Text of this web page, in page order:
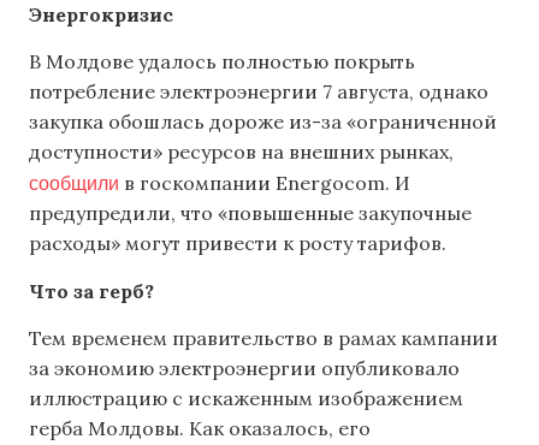
Энергокризис
В Молдове удалось полностью покрыть
потребление электроэнергии 7 августа, однако
закупка обошлась дороже из-за «ограниченной
доступности» ресурсов на внешних рынках,
сообщили в госкомпании Energocom. И
предупредили, что «повышенные закупочные
расходы» могут привести к росту тарифов.
Что за герб?
Тем временем правительство в рамах кампании
за экономию электроэнергии опубликовало
иллюстрацию с искаженным изображением
герба Молдовы. Как оказалось, его